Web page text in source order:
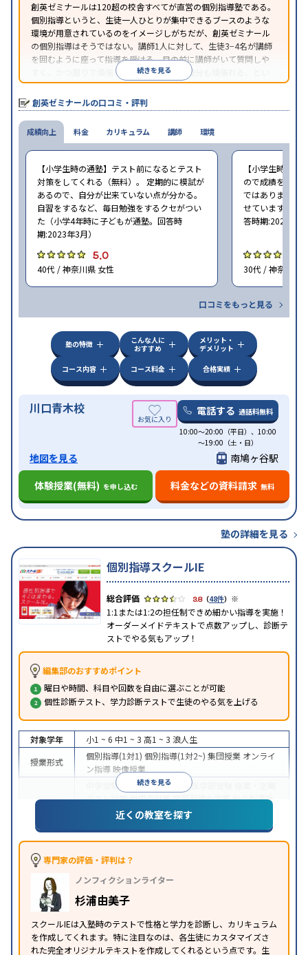
創英ゼミナールは120超の校舎すべてが直営の個別指導塾である。
個別指導というと、生徒一人ひとりが集中できるブースのような
環境が用意されているのをイメージしがちだが、創英ゼミナール
の個別指導はそうではない。講師1人に対して、生徒3−4名が講師
を囲むように座って指導を受ける。目の前に講師がいて質問しや
すく、かつ周りで頑張っている仲間がいて自分も頑張れる、とい
う環境を実現している。
続きを見る
創英ゼミナールの口コミ・評判
成績向上
【小学生時の通塾】テスト前になるとテスト
対策をしてくれる（無料）。 定期的に模試が
あるので、自分が出来ていない点が分かる。
自習をするなど、毎日勉強をするクセがつい
た（小学4年時に子どもが通塾。回答時
期:2023年3月）
5.0
40代 / 神奈川県 女性
【小学生時の通
ので成績を向上
ではありません
せています（小
答時期:2023年3
30代 / 神奈川県
口コミをもっと見る
料金 カリキュラム 講師 環境
塾の特徴
こんな人に
おすすめ
メリット・
デメリット
コース内容
コース料金 合格実績
川口青木校 電話する 通話料無料
10:00～20:00（平日）、10:00
～19:00（土・日）
地図を見る
南鳩ヶ谷駅
体験授業(無料) を申し込む 料金などの資料請求 無料
塾の詳細を見る
個別指導スクールIE
3.8（48件） ※
1:1または1:2の担任制できめ細かい指導を実施！
オーダーメイドテキストで点数アップし、診断テ
ストでやる気もアップ！
編集部のおすすめポイント
曜日や時間、科目や回数を自由に選ぶことが可能
個性診断テスト、学力診断テストで生徒のやる気を上げる
続きを見る
対象学年 小1 ~ 6 中1 ~ 3 高1 ~ 3 浪人生
授業形式
個別指導(1対1) 個別指導(1対2~) 集団授業 オンライ
ン指導 映像授業
中学受験 高校受験大学受験 医学部受験
テスト対策内申点対策学習習慣の定着総合型選抜
(旧AO)対策 推薦入試対策学校別特化対策
中高一貫校生に対応
可能季節講習のみの受講可
※2023年3月調査。小学校高学年の個別指導塾アンケート調査方法
近くの教室を探す
専門家の評価・評判は？
ノンフィクションライター
杉浦由美子
スクールIEは入塾時のテストで性格と学力を診断し、カリキュラム
を作成してくれます。特に注目なのは、各生徒にカスタマイズさ
れた完全オリジナルテキストを作成してくれるという点です。生